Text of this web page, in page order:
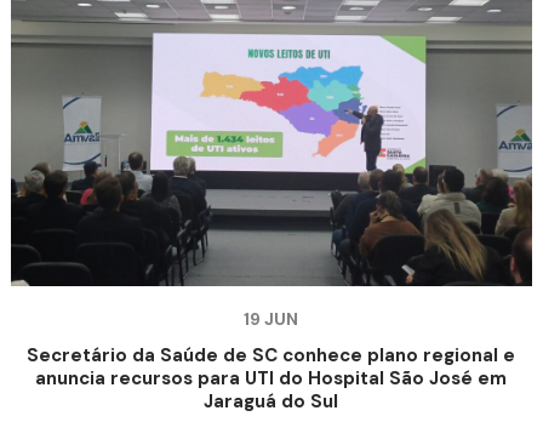
19 JUN
Secretário da Saúde de SC conhece plano regional e
anuncia recursos para UTI do Hospital São José em
Jaraguá do Sul